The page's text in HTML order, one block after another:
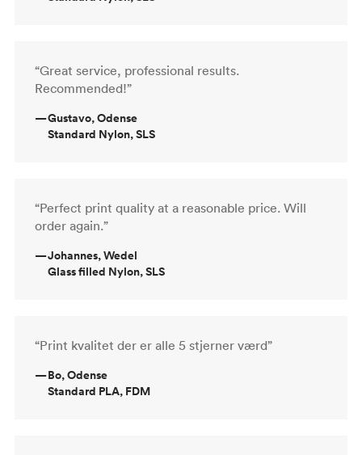
“Great service, professional results.
Recommended!”
—Gustavo, Odense
Standard Nylon, SLS
“Perfect print quality at a reasonable price. Will
order again.”
—Johannes, Wedel
Glass filled Nylon, SLS
“Print kvalitet der er alle 5 stjerner værd”
—Bo, Odense
Standard PLA, FDM